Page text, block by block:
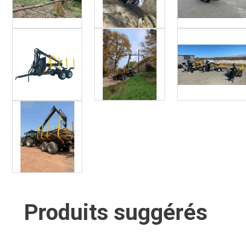
Produits suggérés